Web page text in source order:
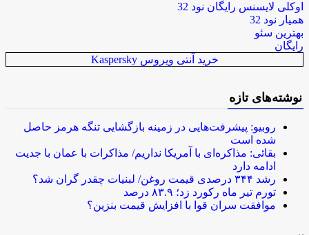
اوکلی لایسنس رایگان نود 32
همیار نود 32
بهترین سئو
رایگان
خرید آنتی ویروس Kaspersky
نوشته‌های تازه
روبیو: پیشرفت‌هایی در زمینه بازگشایی تنگه هرمز حاصل
شده است
بقائی: مذاکره‌ای با آمریکا نداریم/ مذاکرات با عمان با جدیت
ادامه دارد
رشد ۳۴۴ درصدی قیمت روغن/ لبنیات چقدر گران شد؟
تورم تیر ماه رکورد زد؛ ۸۳.۹ درصد
موافقت سران قوا با افزایش قیمت بنزین؟